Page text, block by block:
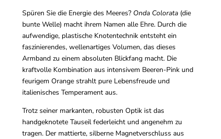
Spüren Sie die Energie des Meeres? Onda Colorata(die
bunte Welle) macht ihrem Namen alle Ehre. Durch die
aufwendige, plastische Knotentechnik entsteht ein
faszinierendes, wellenartiges Volumen, das dieses
Armband zu einem absoluten Blickfang macht. Die
kraftvolle Kombination aus intensivem Beeren-Pink und
feurigem Orange strahlt pure Lebensfreude und
italienisches Temperament aus.
Trotz seiner markanten, robusten Optik ist das
handgeknotete Tauseil federleicht und angenehm zu
tragen. Der mattierte, silberne Magnetverschluss aus